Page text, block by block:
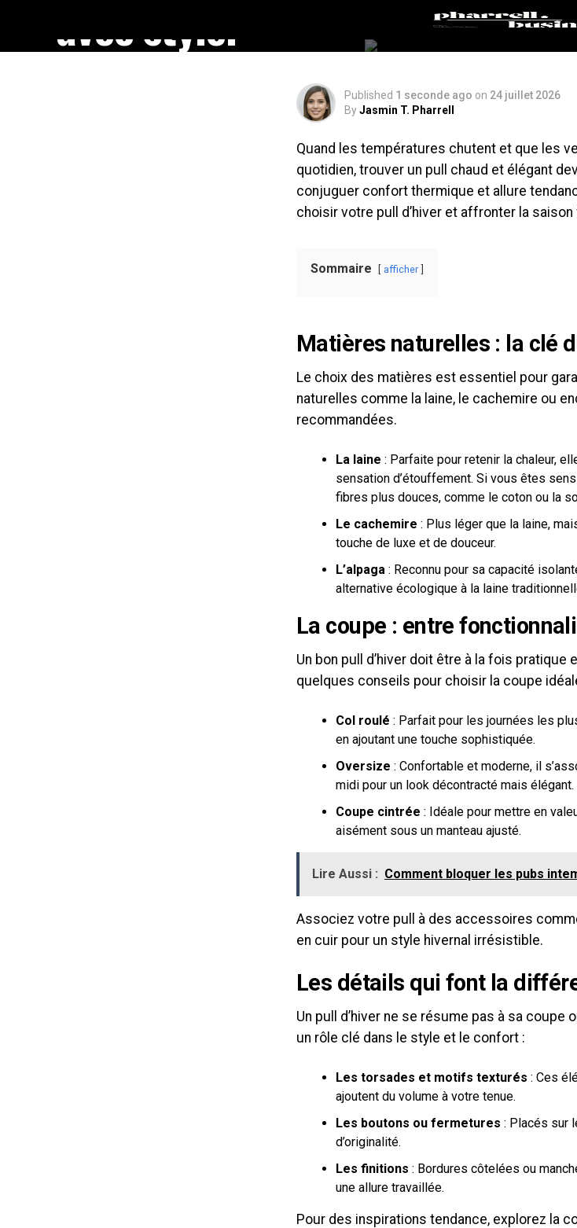
avec style.
Published 1 seconde ago on 24 juillet 2026
ByJasmin T. Pharrell
Quand les températures chutent et que les
quotidien, trouver un pull chaud et élégant
conjuguer confort thermique et allure
choisir votre pull d’hiver et affronter la
Sommaire afficher
Matières naturelles : la clé
Le choix des matières est essentiel pour
naturelles comme la laine, le cachemire ou
recommandées.
La laine : Parfaite pour retenir la chaleur,
sensation d’étouffement. Si vous êtes
fibres plus douces, comme le coton ou la
Le cachemire : Plus léger que la laine,
touche de luxe et de douceur.
L’alpaga : Reconnu pour sa capacité
alternative écologique à la laine
La coupe : entre
Un bon pull d’hiver doit être à la fois
quelques conseils pour choisir la coupe
Col roulé : Parfait pour les journées les
en ajoutant une touche sophistiquée.
Oversize : Confortable et moderne, il
midi pour un look décontracté mais élégant.
Coupe cintrée : Idéale pour mettre en
aisément sous un manteau ajusté.
Lire Aussi : Comment bloquer les pubs
Associez votre pull à des accessoires
en cuir pour un style hivernal irrésistible.
Les détails qui font la
Un pull d’hiver ne se résume pas à sa
un rôle clé dans le style et le confort :
Les torsades et motifs texturés : Ces
ajoutent du volume à votre tenue.
Les boutons ou fermetures : Placés sur
d’originalité.
Les finitions : Bordures côtelées ou
une allure travaillée.
Pour des inspirations tendance, explorez la